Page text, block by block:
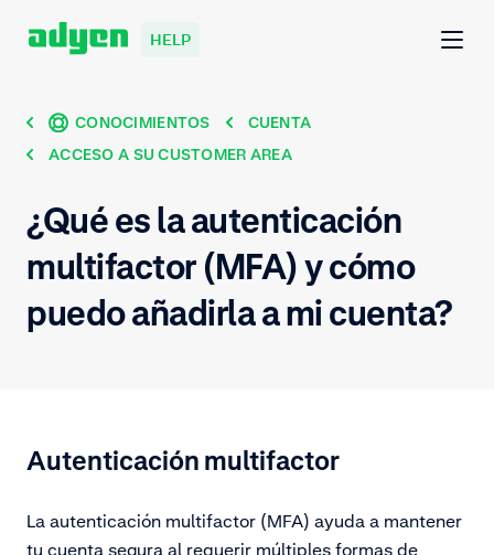
HELP
CONOCIMIENTOS
CUENTA
ACCESO A SU CUSTOMER AREA
¿Qué es la autenticación
multifactor (MFA) y cómo
puedo añadirla a mi cuenta?
Autenticación multifactor
La autenticación multifactor (MFA) ayuda a mantener
tu cuenta segura al requerir múltiples formas de